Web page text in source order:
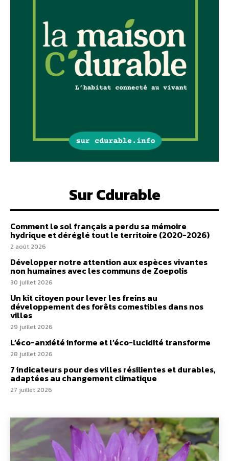
Sur Cdurable
Comment le sol français a perdu sa mémoire
hydrique et déréglé tout le territoire (2020-2026)
2 août 2026
Développer notre attention aux espèces vivantes
non humaines avec les communs de Zoepolis
30 juillet 2026
Un kit citoyen pour lever les freins au
développement des forêts comestibles dans nos
villes
29 juillet 2026
L’éco-anxiété informe et l’éco-lucidité transforme
28 juillet 2026
7 indicateurs pour des villes résilientes et durables,
adaptées au changement climatique
27 juillet 2026